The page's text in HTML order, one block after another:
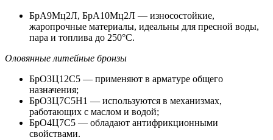
БрА9Мц2Л, БрА10Мц2Л — износостойкие,
жаропрочные материалы, идеальны для пресной воды,
пара и топлива до 250°C.
Оловянные литейные бронзы
БрОЗЦ12С5 — применяют в арматуре общего
назначения;
БрОЗЦ7С5Н1 — используются в механизмах,
работающих с маслом и водой;
БрО4Ц7С5 — обладают антифрикционными
свойствами.